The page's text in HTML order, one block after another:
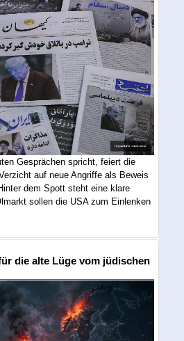
Gesprächen spricht, feiert die
auf neue Angriffe als Beweis
dem Spott steht eine klare
sollen die USA zum Einlenken
die alte Lüge vom jüdischen